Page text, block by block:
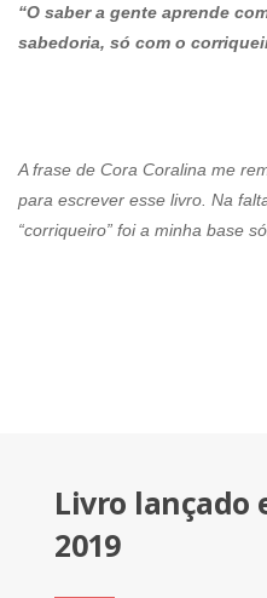
“O saber a gente aprende
sabedoria, só com o
Cora
A frase de Cora Coralina me
para escrever esse livro. Na
“corriqueiro” foi a minha base
Livro lançado
2019